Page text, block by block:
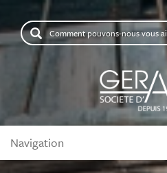
Comment
pouvons-
vous
aider
Navigation